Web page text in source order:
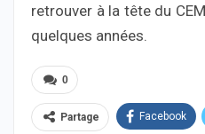
retrouver à la tête du
quelques années.
0
Partage Facebook